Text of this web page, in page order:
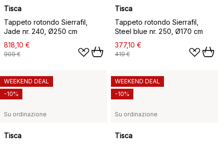
Tisca
Tappeto rotondo Sierrafil,
Jade nr. 240, Ø250 cm
818,10 €
909 €
Tisca
Tappeto rotondo Sierrafil,
Steel blue nr. 250, Ø170 cm
377,10 €
419 €
Su ordinazione
Tisca
WEEKEND DEAL
-10%
Su ordinazione
Tisca
WEEKEND DEAL
-10%